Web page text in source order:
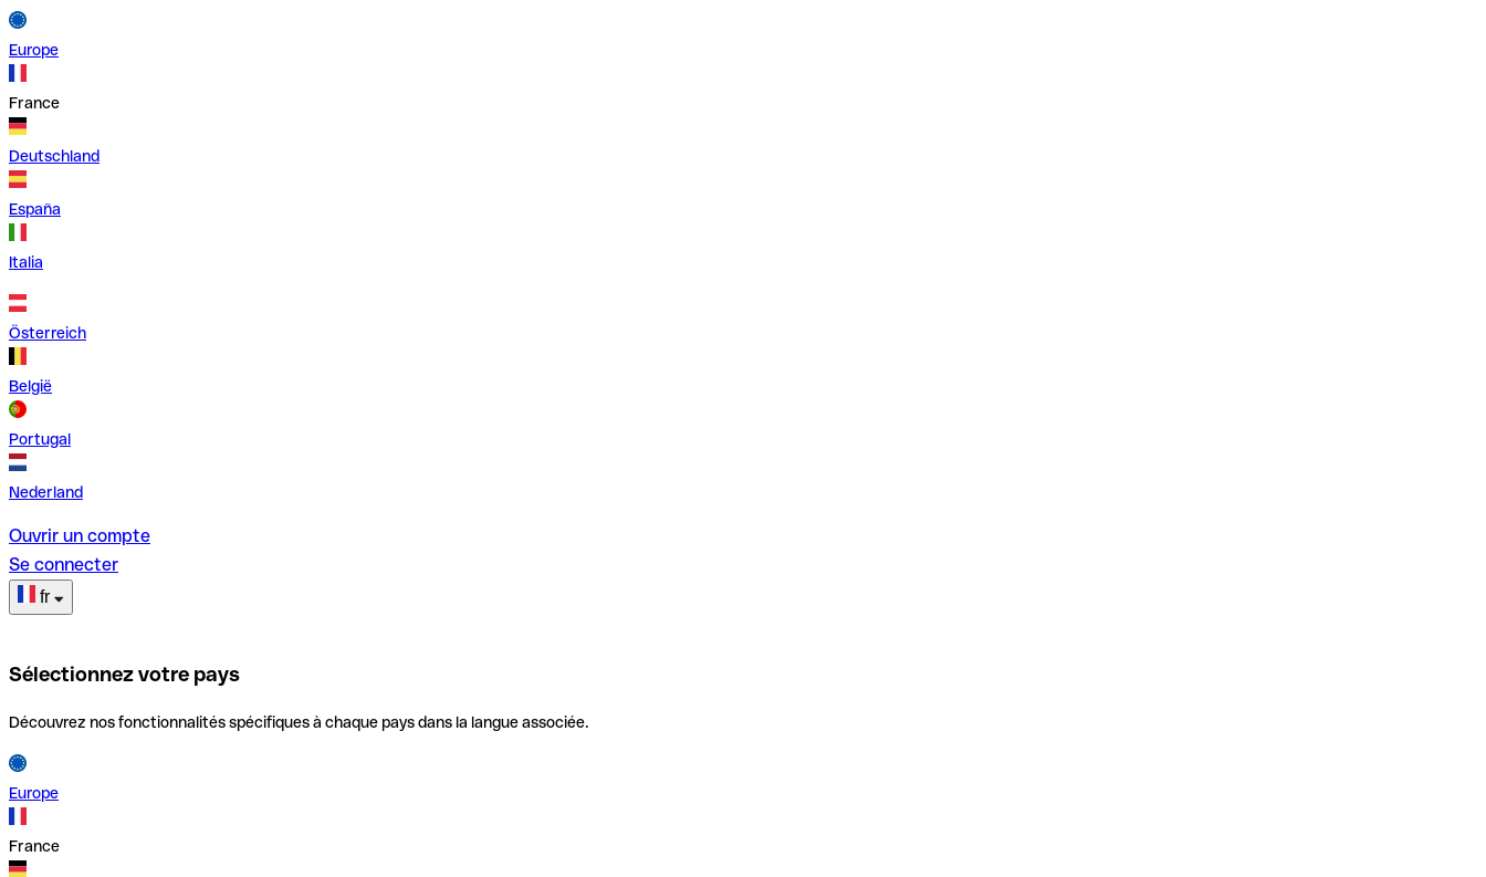
Europe
France
Deutschland
España
Italia
Österreich
België
Portugal
Nederland
Ouvrir un compte
Se connecter
fr
Sélectionnez votre pays
Découvrez nos fonctionnalités spécifiques à chaque pays dans la langue associée.
Europe
France